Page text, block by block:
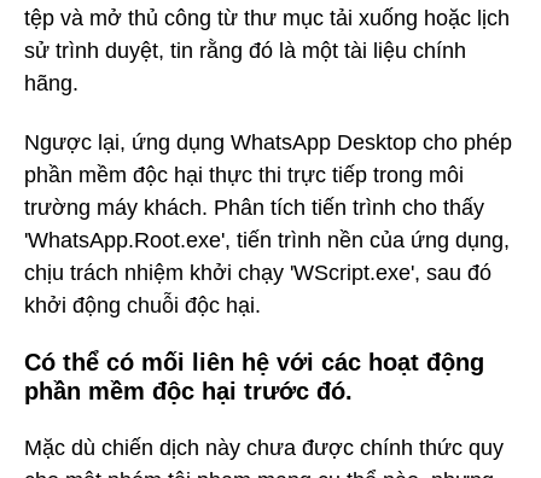
tệp và mở thủ công từ thư mục tải xuống hoặc lịch
sử trình duyệt, tin rằng đó là một tài liệu chính
hãng.
Ngược lại, ứng dụng WhatsApp Desktop cho phép
phần mềm độc hại thực thi trực tiếp trong môi
trường máy khách. Phân tích tiến trình cho thấy
'WhatsApp.Root.exe', tiến trình nền của ứng dụng,
chịu trách nhiệm khởi chạy 'WScript.exe', sau đó
khởi động chuỗi độc hại.
Có thể có mối liên hệ với các hoạt động
phần mềm độc hại trước đó.
Mặc dù chiến dịch này chưa được chính thức quy